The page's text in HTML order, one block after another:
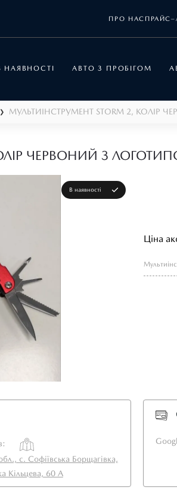
ПРО НАС
НАЯВНОСТІ АВТО З ПРОБІГОМ
❯
ЧЕРВОНИЙ З
В наявності
Ціна
с. Софіївська Борщагівка,
Кільцева, 60 А